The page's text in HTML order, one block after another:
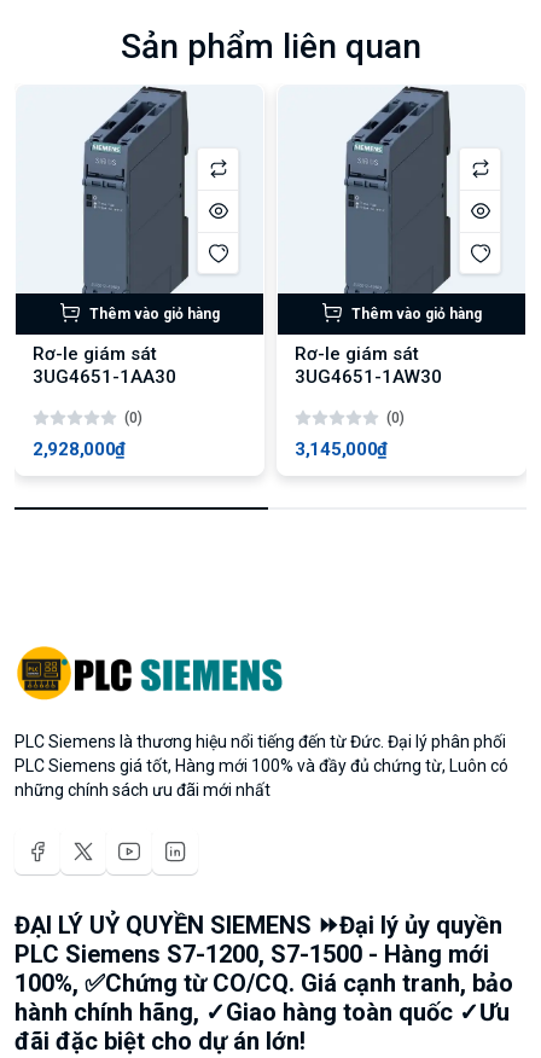
Sản phẩm liên quan
Thêm vào giỏ hàng
Rơ-le giám sát
3UG4651-1AA30
(0)
2,928,000₫
Thêm vào giỏ hàng
Rơ-le giám sát
3UG4651-1AW30
(0)
3,145,000₫
PLC Siemens là thương hiệu nổi tiếng đến từ Đức. Đại lý phân phối
PLC Siemens giá tốt, Hàng mới 100% và đầy đủ chứng từ, Luôn có
những chính sách ưu đãi mới nhất
ĐẠI LÝ UỶ QUYỀN SIEMENS ⏩Đại lý ủy quyền
PLC Siemens S7-1200, S7-1500 - Hàng mới
100%, ✅Chứng từ CO/CQ. Giá cạnh tranh, bảo
hành chính hãng, ✓Giao hàng toàn quốc ✓Ưu
đãi đặc biệt cho dự án lớn!